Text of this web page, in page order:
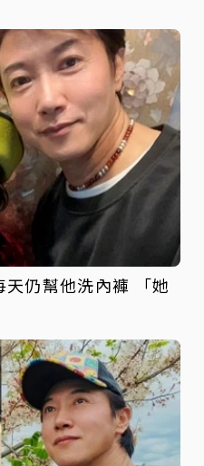
仍幫他洗內褲 「她